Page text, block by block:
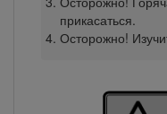
прикасаться.
Осторожно!